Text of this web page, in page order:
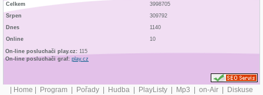
Celkem
3998705
Srpen
309792
Dnes
1140
Online
10
On-line posluchači play.cz: 115
On-line posluchači graf: play.cz
| Home | Program | Pořady | Hudba | PlayListy | Mp3 | on-Air | Diskuse